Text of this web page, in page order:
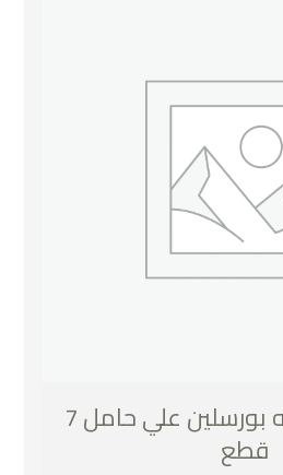
طقم مج شوربه بورسلين علي حامل 7
قطع